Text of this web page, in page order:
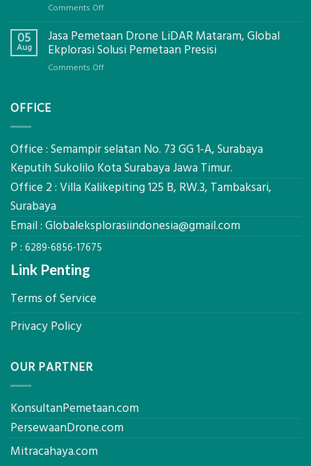
Ukur
Presisi
untuk
Comments Offon
Harga
Panel
Biaya
Per
untuk
Sejuk
Tanpa
05
Aug
Jasa Pemetaan Drone LiDAR Mataram, Global
Ekplorasi Solusi Pemetaan Presisi
Comments Offon
Global
Solusi
Pemetaan
OFFICE
Office : Semampir selatan No. 73 GG 1-A, Surabaya
Keputih Sukolilo Kota Surabaya Jawa Timur.
Office 2 : Villa Kalikepiting 125 B, RW.3, Tambaksari,
Surabaya
Email : Globaleksplorasiindonesia@gmail.com
P : 6289-6856-17675
Link Penting
Terms of Service
Privacy Policy
OUR PARTNER
KonsultanPemetaan.com
PersewaanDrone.com
Mitracahaya.com